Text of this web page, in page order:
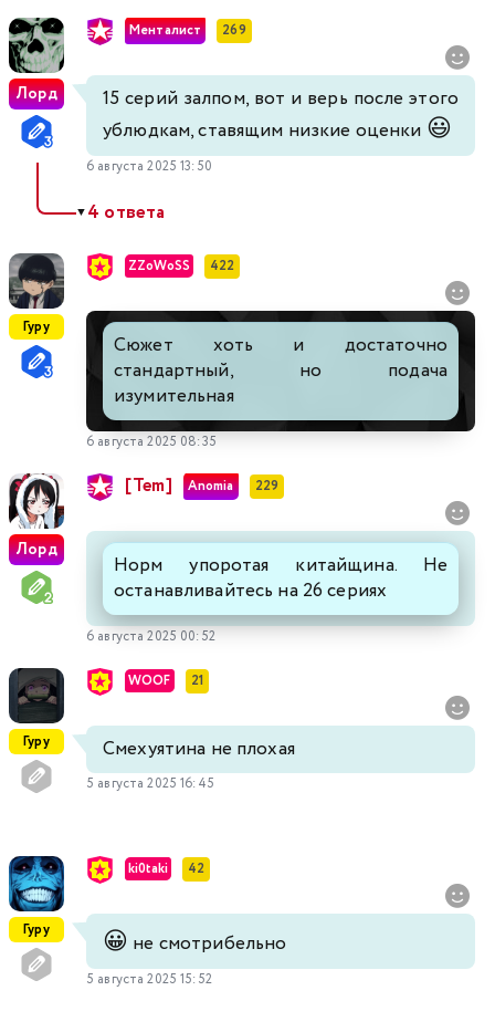
Лорд
Менталист 269
15 серий залпом, вот и верь после этого
ублюдкам, ставящим низкие оценки 😃
6 августа 2025 13:50
▼4 ответа
Гуру
ZZoWoSS 422
Сюжет хоть и достаточно
стандартный, но подача
изумительная
6 августа 2025 08:35
Лорд
[Tem] Anomia 229
Норм упоротая китайщина. Не
останавливайтесь на 26 сериях
6 августа 2025 00:52
Гуру
WOOF 21
Смехуятина не плохая
5 августа 2025 16:45
Гуру
ki0taki 42
😀 не смотрибельно
5 августа 2025 15:52